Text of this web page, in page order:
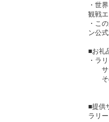
・世
観戦
・こ
ン公
■お礼
・ラ
サー
そ
■提供
ラリ